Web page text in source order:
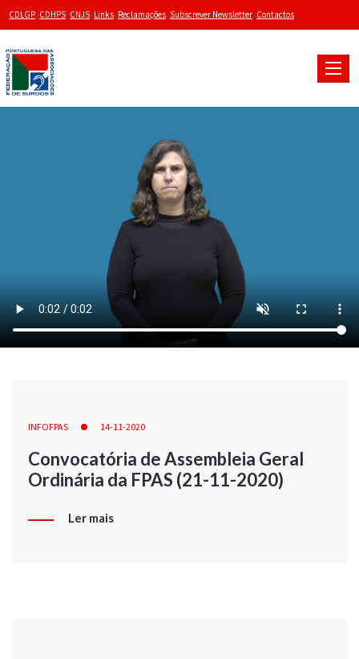
CDLGP CDHPS CNJS Links Reclamações Subscrever Newsletter Contactos
Toggle
INFOFPAS 14-11-2020
Convocatória de Assembleia Geral
Ordinária da FPAS (21-11-2020)
Ler mais